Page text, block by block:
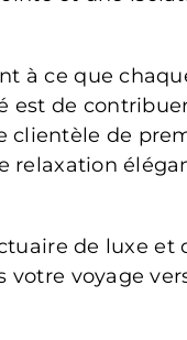
à ce que
est de
clientèle de
relaxation
de luxe et
votre voyage